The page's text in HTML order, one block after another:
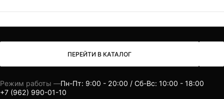
ПЕРЕЙТИ В КАТАЛОГ
Режим работы —Пн-Пт: 9:00 - 20:00 / Сб-Вс: 10:00 - 18:00
+7 (962) 990-01-10